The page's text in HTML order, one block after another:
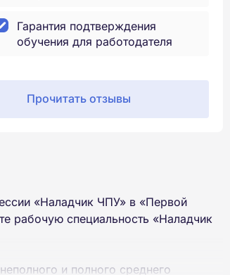
Гарантия подтверждения
обучения для работодателя
Прочитать отзывы
«Наладчик ЧПУ» в «Первой
рабочую специальность «Наладчик
и полного среднего